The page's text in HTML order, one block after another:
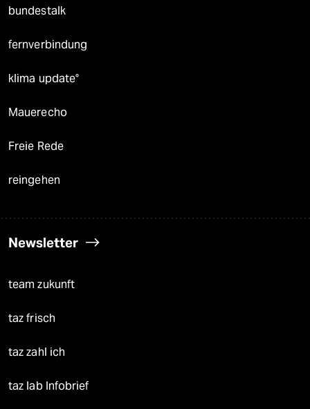
bundestalk
fernverbindung
klima update°
Mauerecho
Freie Rede
reingehen
Newsletter
team zukunft
taz frisch
taz zahl ich
taz lab Infobrief